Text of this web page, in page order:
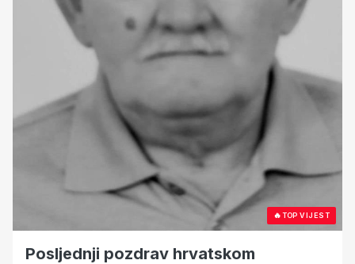
🔥TOP VIJEST
Posljednji pozdrav hrvatskom